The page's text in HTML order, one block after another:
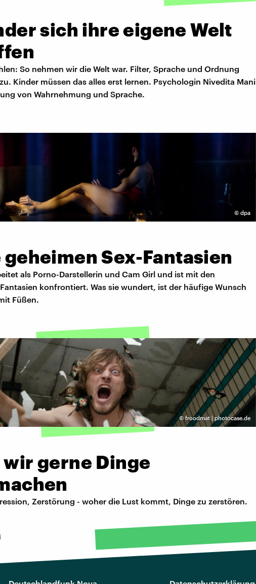
sich ihre eigene Welt
So nehmen wir die Welt war. Filter, Sprache und Ordnung
Kinder müssen das alles erst lernen. Psychologin Nivedita Mani
von Wahrnehmung und Sprache.
© dpa
geheimen Sex-Fantasien
als Porno-Darstellerin und Cam Girl und ist mit den
konfrontiert. Was sie wundert, ist der häufige Wunsch
Füßen.
©froodmat | photocase.de
wir gerne Dinge
Zerstörung - woher die Lust kommt, Dinge zu zerstören.